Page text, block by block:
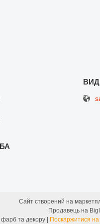
Сайт створений на
Продавець на
Поскаржитися на